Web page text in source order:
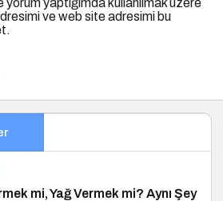
yaptığımda kullanılmak üzere
ve web site adresimi bu
mi, Yağ Vermek mi? Aynı Şey